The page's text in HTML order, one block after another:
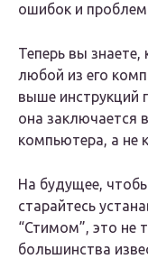
ошибок и
Теперь вы знаете,
любой из его
выше инструкций
она заключается
компьютера, а не
На будущее,
старайтесь
“Стимом”, это не
большинства